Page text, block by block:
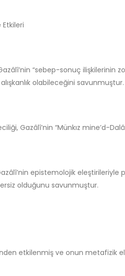
“sebep-sonuç ilişkilerinin
olabileceğini savunmuştur.
Gazâlî’nin “Münkız mine’d-
Gazâlî’nin epistemolojik
olduğunu savunmuştur.
etkilenmiş ve onun metafizik